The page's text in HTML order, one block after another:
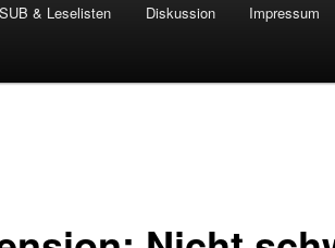
SUB & Leselisten Diskussion Impressum